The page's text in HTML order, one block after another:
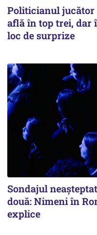
Politicianul jucător
află în top trei, dar
loc de surprize
Sondajul
două: Nimeni în
explice